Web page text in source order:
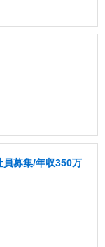
募集/年収350万